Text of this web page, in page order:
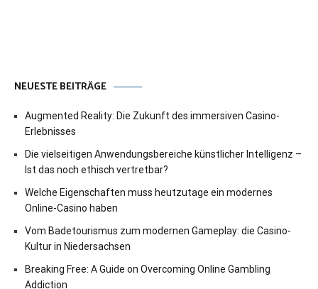
NEUESTE BEITRÄGE
Augmented Reality: Die Zukunft des immersiven Casino-
Erlebnisses
Die vielseitigen Anwendungsbereiche künstlicher Intelligenz –
Ist das noch ethisch vertretbar?
Welche Eigenschaften muss heutzutage ein modernes
Online-Casino haben
Vom Badetourismus zum modernen Gameplay: die Casino-
Kultur in Niedersachsen
Breaking Free: A Guide on Overcoming Online Gambling
Addiction